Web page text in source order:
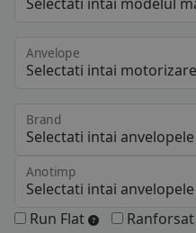
Anvelope
Brand
Anotimp
Run Flat Ranforsat